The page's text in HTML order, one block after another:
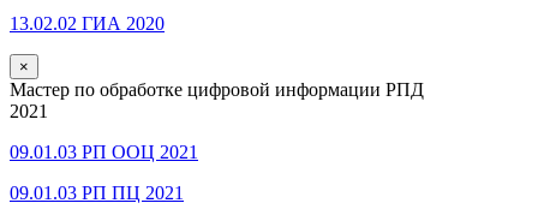
13.02.02 ГИА 2020
×
Мастер по обработке цифровой информации РПД
2021
09.01.03 РП ООЦ 2021
09.01.03 РП ПЦ 2021